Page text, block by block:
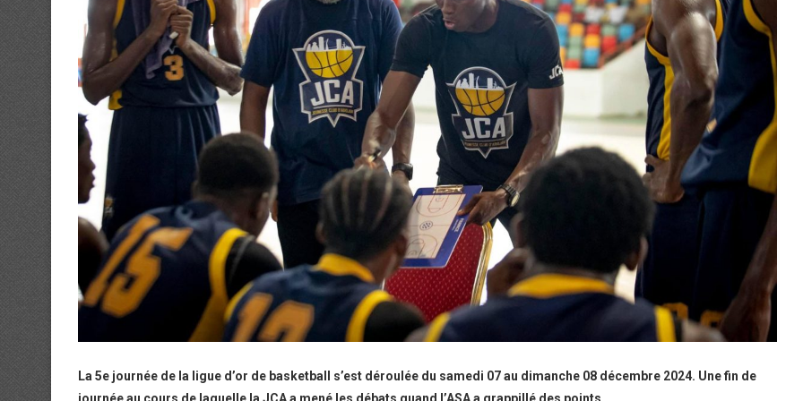
La 5e journée de la ligue d’or de basketball s’est déroulée du samedi 07 au dimanche 08 décembre 2024. Une fin de